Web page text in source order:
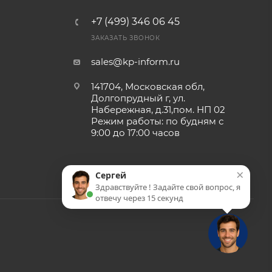
+7 (499) 346 06 45
ЗАКАЗАТЬ ЗВОНОК
sales@kp-inform.ru
141704, Московская обл,
Долгопрудный г, ул.
Набережная, д.31,пом. НП 02
Режим работы: по будням с
9:00 до 17:00 часов
×
Сергей
Здравствуйте ! Задайте свой вопрос, я
отвечу через 15 секунд